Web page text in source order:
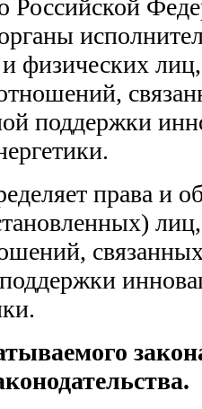
Российской
физических
поддержки
права и